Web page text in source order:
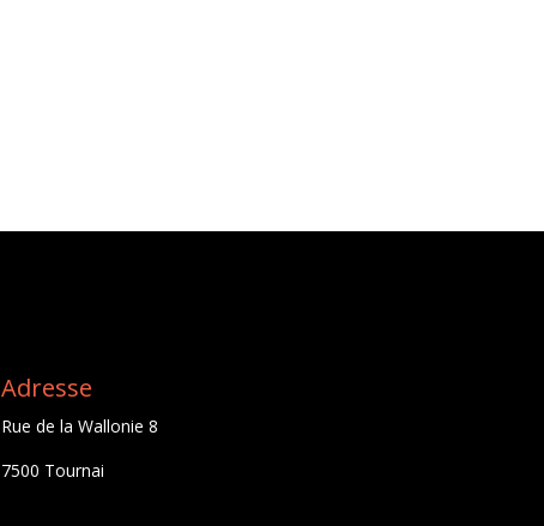
Adresse
Rue de la Wallonie 8
7500 Tournai